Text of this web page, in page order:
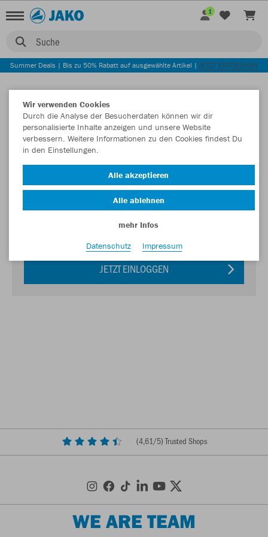
Suche
1
Summer Deals | Bis zu 50% Rabatt auf ausgewählte Artikel | JETZT ENTDECKEN
Login zum Teamshop Tennisclub Rot-Weiß
Sinsheim
Passwort
JETZT EINLOGGEN
(4,61/5) Trusted Shops
WE ARE TEAM
Wir verwenden Cookies
Durch die Analyse der Besucherdaten können wir dir
personalisierte Inhalte anzeigen und unsere Website
verbessern. Weitere Informationen zu den Cookies findest Du
in den Einstellungen.
Alle akzeptieren
Alle ablehnen
mehr Infos
Datenschutz
Impressum